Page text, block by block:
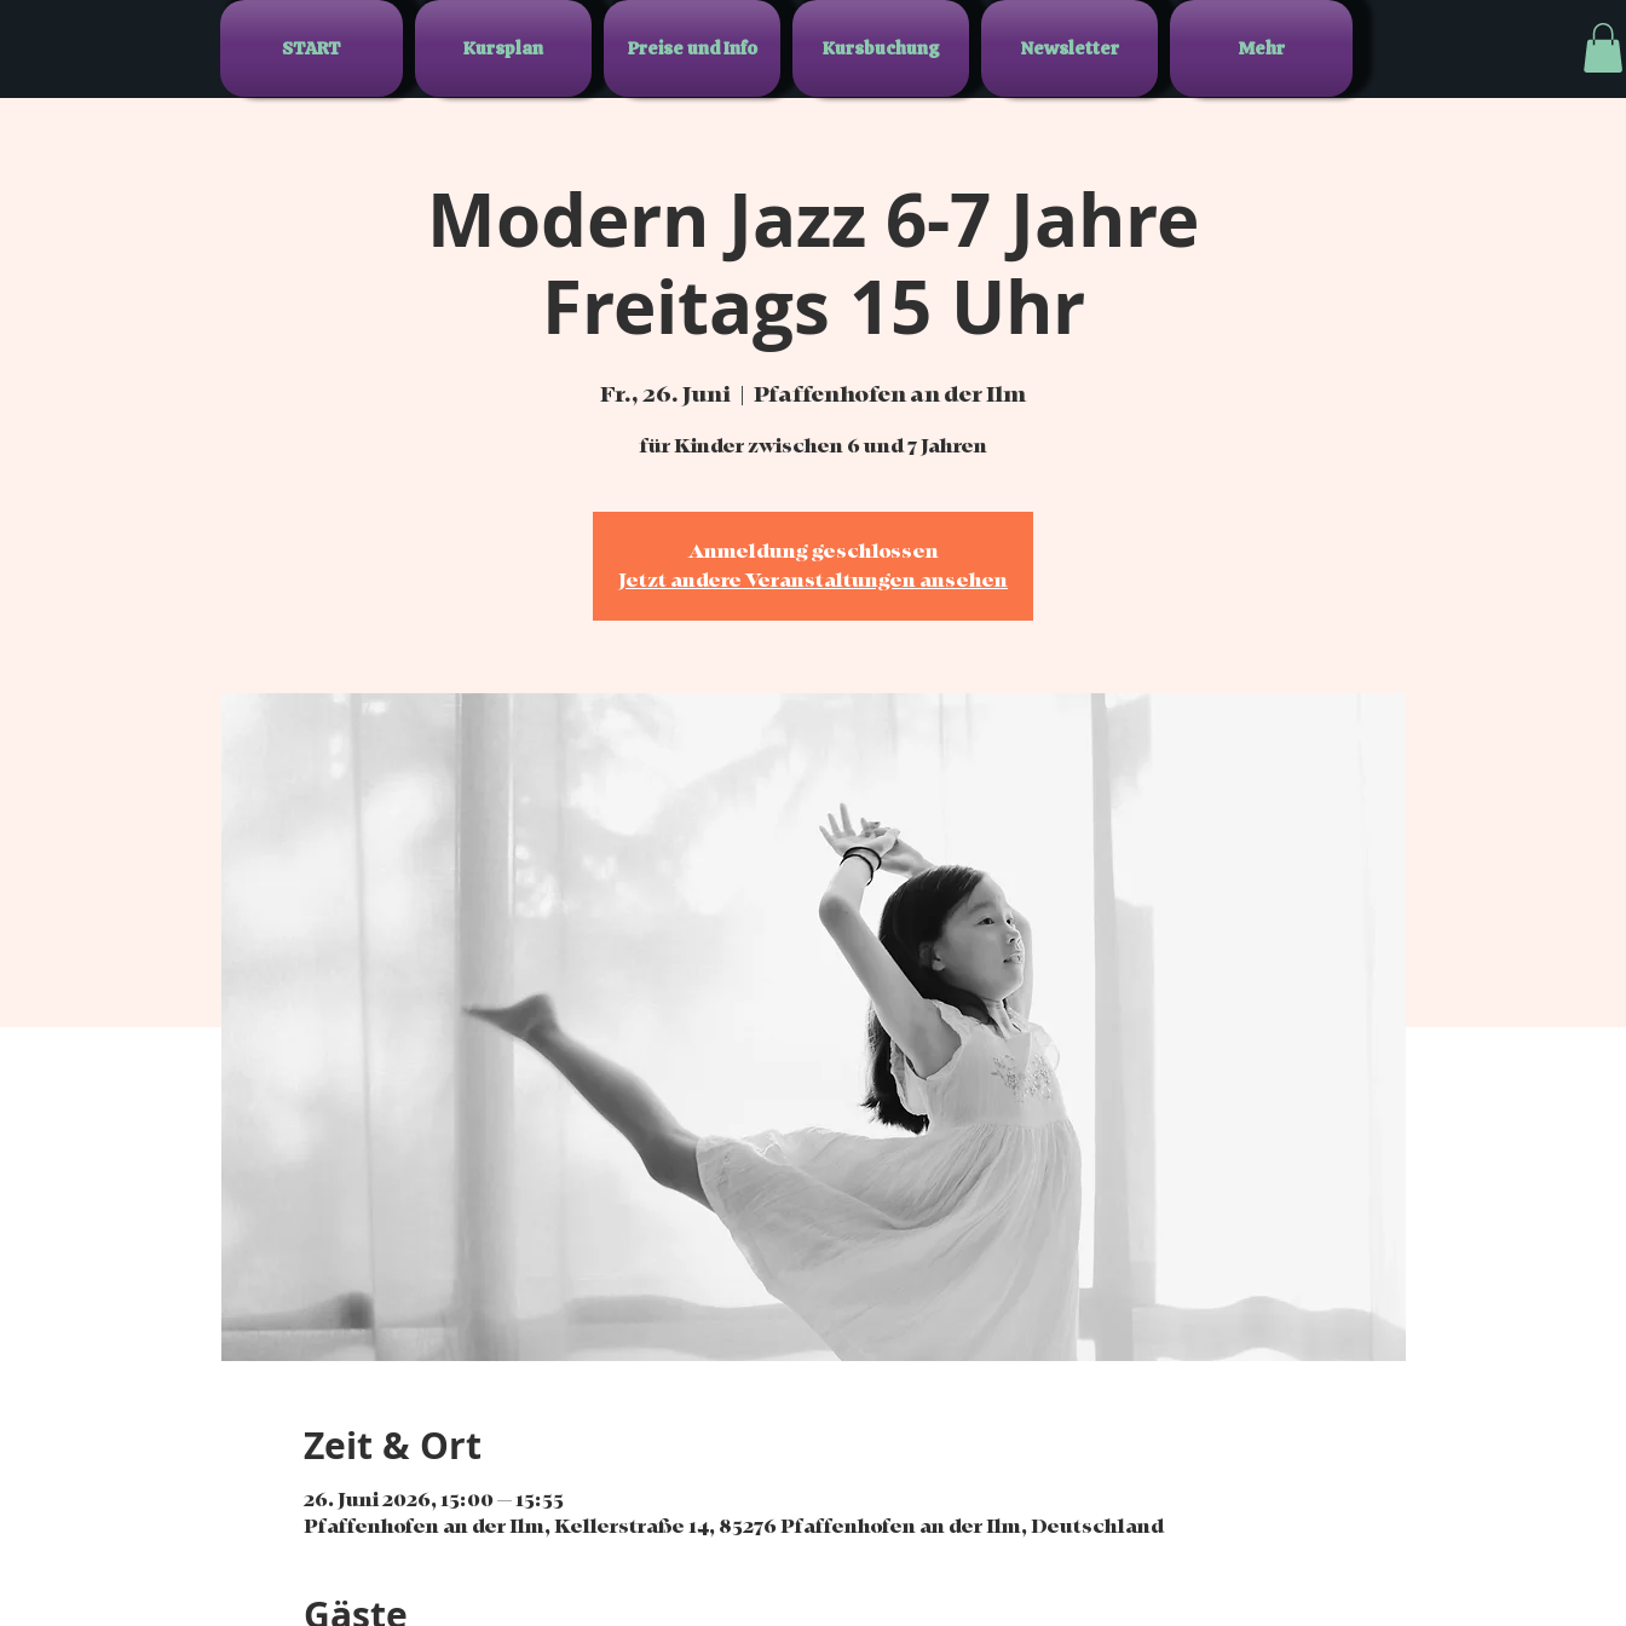
START Kursplan Preise und Info Kursbuchung Newsletter Mehr
Modern Jazz 6-7 Jahre
Freitags 15 Uhr
Fr., 26. Juni
  |
Pfaffenhofen an der Ilm
für Kinder zwischen 6 und 7 Jahren
Anmeldung geschlossen
Jetzt andere Veranstaltungen ansehen
Zeit & Ort
26. Juni 2026, 15:00 – 15:55
Pfaffenhofen an der Ilm, Kellerstraße 14, 85276 Pfaffenhofen an der Ilm, Deutschland
Gäste